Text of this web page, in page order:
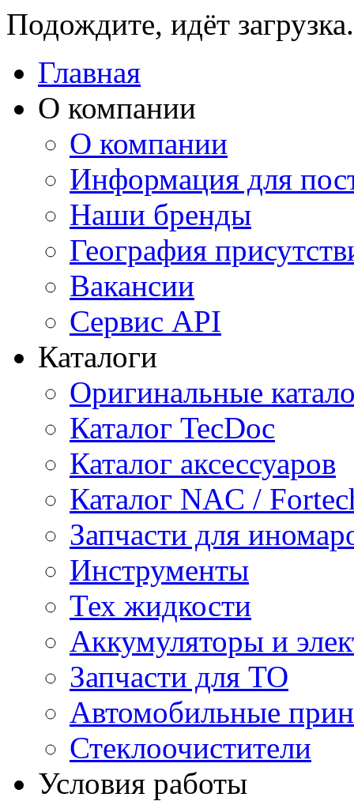
Подождите, идёт
Главная
О компании
О компании
Информация для
Наши бренды
География
Вакансии
Сервис API
Каталоги
Оригинальные
Каталог TecDoc
Каталог аксессуаров
Каталог NAC /
Запчасти для
Инструменты
Тех жидкости
Аккумуляторы и
Запчасти для ТО
Автомобильные
Стеклоочистители
Условия работы